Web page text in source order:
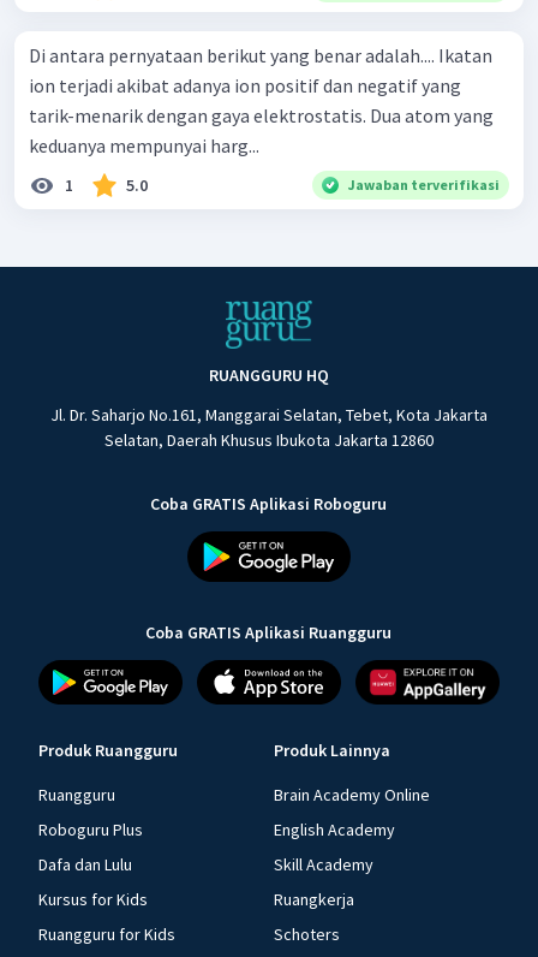
Di antara pernyataan berikut yang benar adalah.... Ikatan
ion terjadi akibat adanya ion positif dan negatif yang
tarik-menarik dengan gaya elektrostatis. Dua atom yang
keduanya mempunyai harg...
1 5.0 Jawaban terverifikasi
RUANGGURU HQ
Jl. Dr. Saharjo No.161, Manggarai Selatan, Tebet, Kota Jakarta
Selatan, Daerah Khusus Ibukota Jakarta 12860
Coba GRATIS Aplikasi Roboguru
Coba GRATIS Aplikasi Ruangguru
Produk Ruangguru
Ruangguru
Roboguru Plus
Dafa dan Lulu
Kursus for Kids
Ruangguru for Kids
Produk Lainnya
Brain Academy Online
English Academy
Skill Academy
Ruangkerja
Schoters